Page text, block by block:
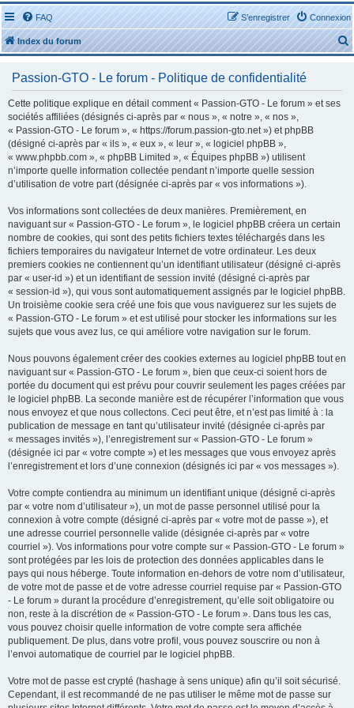
FAQ Connexion
S’enregistrer
Index du forum
e
Passion-GTO - Le forum - Politique de confidentialité
Cette politique explique en détail comment « Passion-GTO - Le forum » et ses
sociétés affiliées (désignés ci-après par « nous », « notre », « nos »,
« Passion-GTO - Le forum », « https://forum.passion-gto.net ») et phpBB
(désigné ci-après par « ils », « eux », « leur », « logiciel phpBB »,
« www.phpbb.com », « phpBB Limited », « Équipes phpBB ») utilisent
n’importe quelle information collectée pendant n’importe quelle session
d’utilisation de votre part (désignée ci-après par « vos informations »).
Vos informations sont collectées de deux manières. Premièrement, en
naviguant sur « Passion-GTO - Le forum », le logiciel phpBB créera un certain
nombre de cookies, qui sont des petits fichiers textes téléchargés dans les
fichiers temporaires du navigateur Internet de votre ordinateur. Les deux
premiers cookies ne contiennent qu’un identifiant utilisateur (désigné ci-après
par « user-id ») et un identifiant de session invité (désigné ci-après par
« session-id »), qui vous sont automatiquement assignés par le logiciel phpBB.
Un troisième cookie sera créé une fois que vous naviguerez sur les sujets de
« Passion-GTO - Le forum » et est utilisé pour stocker les informations sur les
sujets que vous avez lus, ce qui améliore votre navigation sur le forum.
Nous pouvons également créer des cookies externes au logiciel phpBB tout en
naviguant sur « Passion-GTO - Le forum », bien que ceux-ci soient hors de
portée du document qui est prévu pour couvrir seulement les pages créées par
le logiciel phpBB. La seconde manière est de récupérer l’information que vous
nous envoyez et que nous collectons. Ceci peut être, et n’est pas limité à : la
publication de message en tant qu’utilisateur invité (désignée ci-après par
« messages invités »), l’enregistrement sur « Passion-GTO - Le forum »
(désignée ici par « votre compte ») et les messages que vous envoyez après
l’enregistrement et lors d’une connexion (désignés ici par « vos messages »).
Votre compte contiendra au minimum un identifiant unique (désigné ci-après
par « votre nom d’utilisateur »), un mot de passe personnel utilisé pour la
connexion à votre compte (désigné ci-après par « votre mot de passe »), et
une adresse courriel personnelle valide (désignée ci-après par « votre
courriel »). Vos informations pour votre compte sur « Passion-GTO - Le forum »
sont protégées par les lois de protection des données applicables dans le
pays qui nous héberge. Toute information en-dehors de votre nom d’utilisateur,
de votre mot de passe et de votre adresse courriel requise par « Passion-GTO
- Le forum » durant la procédure d’enregistrement, qu’elle soit obligatoire ou
non, reste à la discrétion de « Passion-GTO - Le forum ». Dans tous les cas,
vous pouvez choisir quelle information de votre compte sera affichée
publiquement. De plus, dans votre profil, vous pouvez souscrire ou non à
l’envoi automatique de courriel par le logiciel phpBB.
Votre mot de passe est crypté (hashage à sens unique) afin qu’il soit sécurisé.
Cependant, il est recommandé de ne pas utiliser le même mot de passe sur